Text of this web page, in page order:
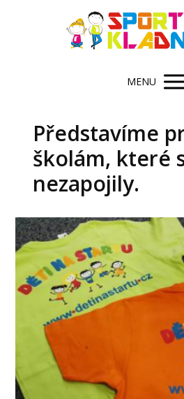
MENU
Představíme
školám, které
nezapojily.